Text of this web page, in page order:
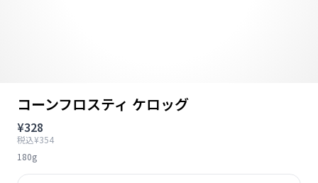
コーンフロスティ ケロッグ
¥328
税込¥354
180g